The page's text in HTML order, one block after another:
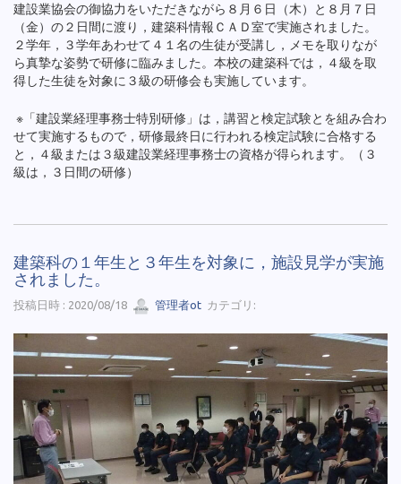
建設業協会の御協力をいただきながら８月６日（木）と８月７日
（金）の２日間に渡り，建築科情報ＣＡＤ室で実施されました。
２学年，３学年あわせて４１名の生徒が受講し，メモを取りなが
ら真摯な姿勢で研修に臨みました。本校の建築科では，４級を取
得した生徒を対象に３級の研修会も実施しています。
※「建設業経理事務士特別研修」は，講習と検定試験とを組み合わ
せて実施するもので，研修最終日に行われる検定試験に合格する
と，４級または３級建設業経理事務士の資格が得られます。（３
級は，３日間の研修）
建築科の１年生と３年生を対象に，施設見学が実施
されました。
投稿日時 : 2020/08/18 管理者ot カテゴリ: